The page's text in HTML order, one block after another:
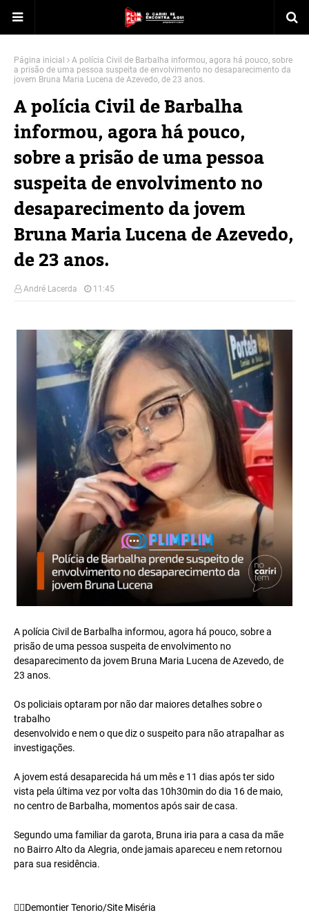
Página inicial
A polícia Civil de Barbalha informou, agora há pouco, sobre
a prisão de uma pessoa suspeita de envolvimento no desaparecimento da
jovem Bruna Maria Lucena de Azevedo, de 23 anos.
A polícia Civil de Barbalha
informou, agora há pouco,
sobre a prisão de uma pessoa
suspeita de envolvimento no
desaparecimento da jovem
Bruna Maria Lucena de Azevedo,
de 23 anos.
André Lacerda 11:45
A polícia Civil de Barbalha informou, agora há pouco, sobre a
prisão de uma pessoa suspeita de envolvimento no
desaparecimento da jovem Bruna Maria Lucena de Azevedo, de
23 anos.
Os policiais optaram por não dar maiores detalhes sobre o
trabalho
desenvolvido e nem o que diz o suspeito para não atrapalhar as
investigações.
A jovem está desaparecida há um mês e 11 dias após ter sido
vista pela última vez por volta das 10h30min do dia 16 de maio,
no centro de Barbalha, momentos após sair de casa.
Segundo uma familiar da garota, Bruna iria para a casa da mãe
no Bairro Alto da Alegria, onde jamais apareceu e nem retornou
para sua residência.
✍🏼Demontier Tenorio/Site Miséria